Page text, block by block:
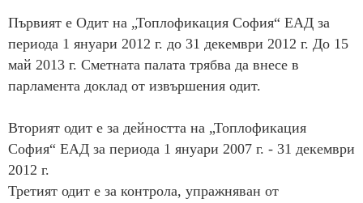
Първият е Одит на „Топлофикация София“ ЕАД за
периода 1 януари 2012 г. до 31 декември 2012 г. До 15
май 2013 г. Сметната палата трябва да внесе в
парламента доклад от извършения одит.
Вторият одит е за дейността на „Топлофикация
София“ ЕАД за периода 1 януари 2007 г. - 31 декември
2012 г.
Третият одит е за контрола, упражняван от